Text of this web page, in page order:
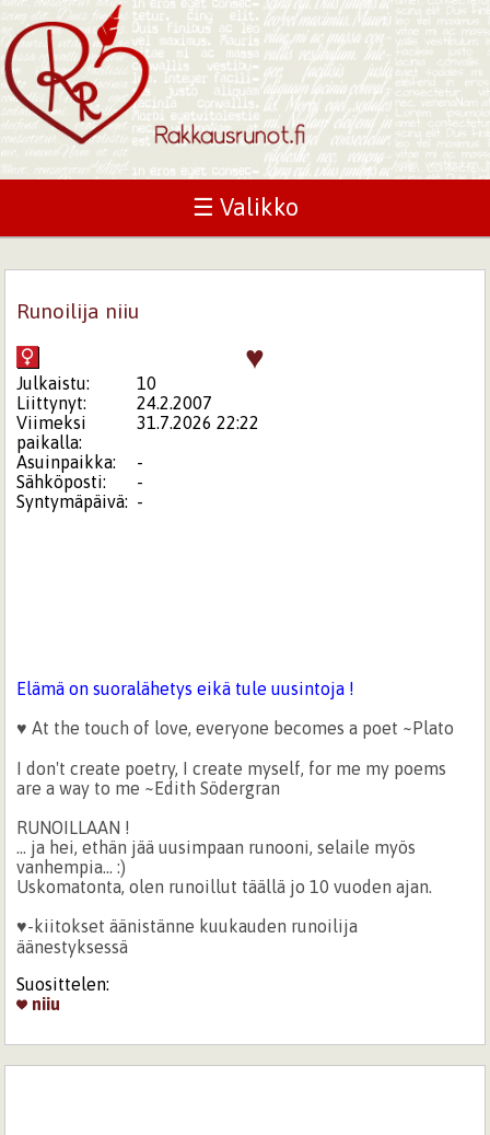
☰ Valikko
Runoilija niiu
♥
Julkaistu:
10
Liittynyt:
24.2.2007
Viimeksi
paikalla:
31.7.2026 22:22
Asuinpaikka:
-
Sähköposti:
-
Syntymäpäivä: -
Elämä on suoralähetys eikä tule uusintoja !
♥ At the touch of love, everyone becomes a poet ~Plato
I don't create poetry, I create myself, for me my poems
are a way to me ~Edith Södergran
RUNOILLAAN !
... ja hei, ethän jää uusimpaan runooni, selaile myös
vanhempia... :)
Uskomatonta, olen runoillut täällä jo 10 vuoden ajan.
♥-kiitokset äänistänne kuukauden runoilija
äänestyksessä
Suosittelen:
niiu